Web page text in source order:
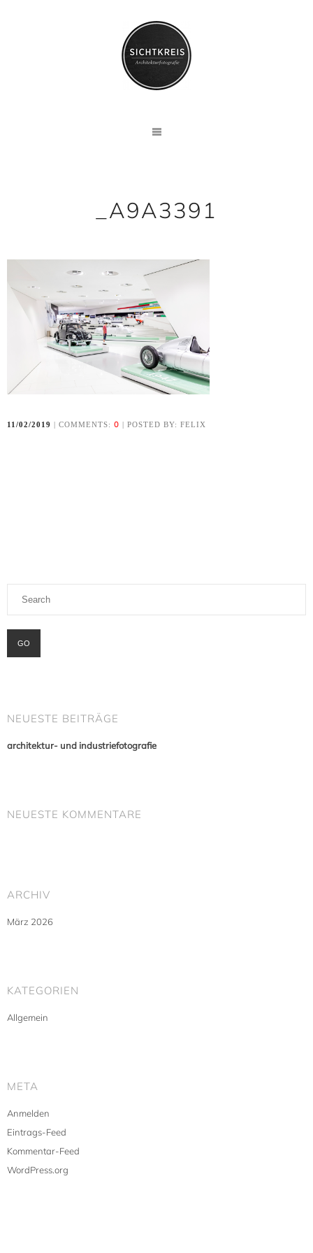
_A9A3391
11/02/2019 | COMMENTS: 0 | POSTED BY: FELIX
NEUESTE BEITRÄGE
architektur- und industriefotografie
NEUESTE KOMMENTARE
ARCHIV
März 2026
KATEGORIEN
Allgemein
META
Anmelden
Eintrags-Feed
Kommentar-Feed
WordPress.org